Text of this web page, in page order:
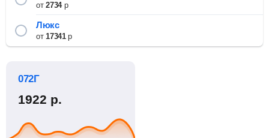
от2734р
Люкс
от17341р
072Г
1922 р.